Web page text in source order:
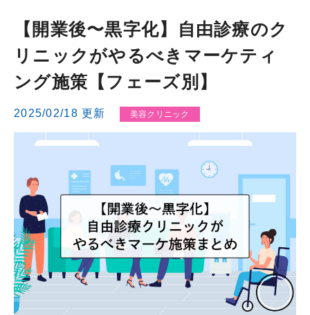
【開業後〜黒字化】自由診療のク
リニックがやるべきマーケティ
ング施策【フェーズ別】
2025/02/18 更新 美容クリニック